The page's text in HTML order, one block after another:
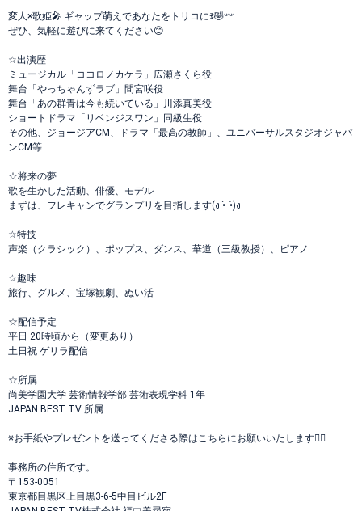
変人×歌姫🎤 ギャップ萌えであなたをトリコにꉂ🤣𐤔‪𐤔
ぜひ、気軽に遊びに来てください😊
☆出演歴
ミュージカル「ココロノカケラ」広瀬さくら役
舞台「やっちゃんずラブ」間宮咲役
舞台「あの群青は今も続いている」川添真美役
ショートドラマ「リベンジスワン」同級生役
その他、ジョージアCM、ドラマ「最高の教師」、ユニバーサルスタジオジャパ
ンCM等
☆将来の夢
歌を生かした活動、俳優、モデル
まずは、フレキャンでグランプリを目指します(ง •̀_•́)ง
☆特技
声楽（クラシック）、ポップス、ダンス、華道（三級教授）、ピアノ
☆趣味
旅行、グルメ、宝塚観劇、ぬい活
☆配信予定
平日 20時頃から（変更あり）
土日祝 ゲリラ配信
☆所属
尚美学園大学 芸術情報学部 芸術表現学科 1年
JAPAN BEST TV 所属
※お手紙やプレゼントを送ってくださる際はこちらにお願いいたします🙇‍♀️
事務所の住所です。
〒153-0051
東京都目黒区上目黒3-6-5中目ビル2F